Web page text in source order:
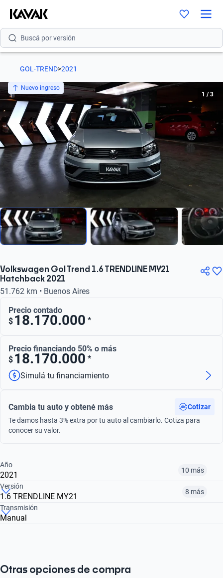
Buscá por modelo
Buscá por versión
Buscá por marca
Buscá por modelo
Buscá por versión
Buscá por año
GOL-TREND>2021
Nuevo ingreso
1 /3
Volkswagen Gol Trend 1.6 TRENDLINE MY21
Hatchback 2021
51.762 km • Buenos Aires
Precio contado
$ 18.170.000 *
Precio financiando 50% o más
$ 18.170.000 *
Simulá tu financiamiento
Cambia tu auto y obtené más
Cotizar
Te damos hasta 3% extra por tu auto al cambiarlo. Cotiza para
conocer su valor.
Año
2021 10 más
2010
$ 8.500.000
Versión
1.6 TRENDLINE MY21 8 más
1.6 PACK I
Transmisión
Manual
Otras opciones de compra